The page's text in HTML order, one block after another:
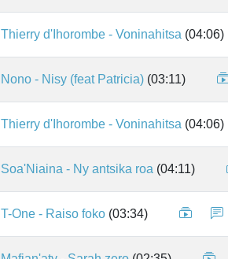
Thierry d'Ihorombe - Voninahitsa (04:06)
Nono - Nisy (feat Patricia) (03:11)
Thierry d'Ihorombe - Voninahitsa (04:06)
Soa'Niaina - Ny antsika roa (04:11)
T-One - Raiso foko (03:34)